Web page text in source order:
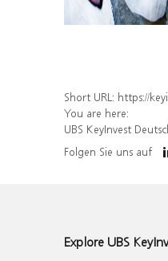
Short URL: https://keyinvest-
You are here:
UBS KeyInvest
Folgen Sie uns auf
Explore UBS